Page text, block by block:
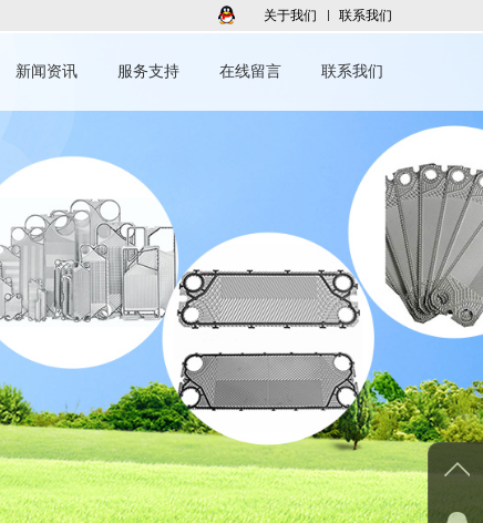
关于我们 联系我们
新闻资讯 服务支持 在线留言 联系我们